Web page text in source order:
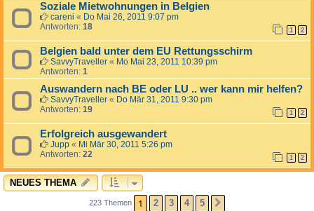
Soziale Mietwohnungen in Belgien
careni « Do Mai 26, 2011 9:07 pm
Antworten: 18 1 2
Belgien bald unter dem EU Rettungsschirm
SavvyTraveller « Mo Mai 23, 2011 10:39 pm
Antworten: 1
Auswandern nach BE oder LU .. wer kann mir helfen?
SavvyTraveller « Do Mär 31, 2011 9:30 pm
Antworten: 19 1 2
Erfolgreich ausgewandert
Jupp « Mi Mär 30, 2011 5:26 pm
Antworten: 22 1 2
NEUES THEMA
223 Themen 1 2 3 4 5